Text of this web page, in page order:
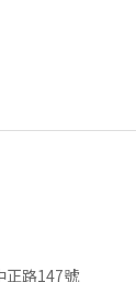
正路147號